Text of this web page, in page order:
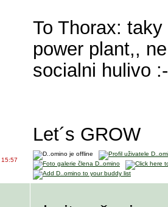
To Thorax:
power plant,,
socialni hulivo
Let´s GROW
15:57